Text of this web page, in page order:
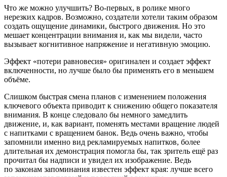
Что же можно улучшить? Во-первых, в ролике много
нерезких кадров. Возможно, создатели хотели таким образом
создать ощущение динамики, быстрого движения. Но это
мешает концентрации внимания и, как мы видели, часто
вызывает когнитивное напряжение и негативную эмоцию.
Эффект «потери равновесия» оригинален и создает эффект
включенности, но лучше было бы применять его в меньшем
объёме.
Слишком быстрая смена планов с изменением положения
ключевого объекта приводит к снижению общего показателя
внимания. В конце следовало бы немного замедлить
движение, и, как вариант, поменять местами вращение людей
с напитками с вращением банок. Ведь очень важно, чтобы
запомнили именно вид рекламируемых напитков, более
длительная их демонстрация помогла бы, так зритель ещё раз
прочитал бы надписи и увидел их изображение. Ведь
по законам запоминания известен эффект края: лучше всего